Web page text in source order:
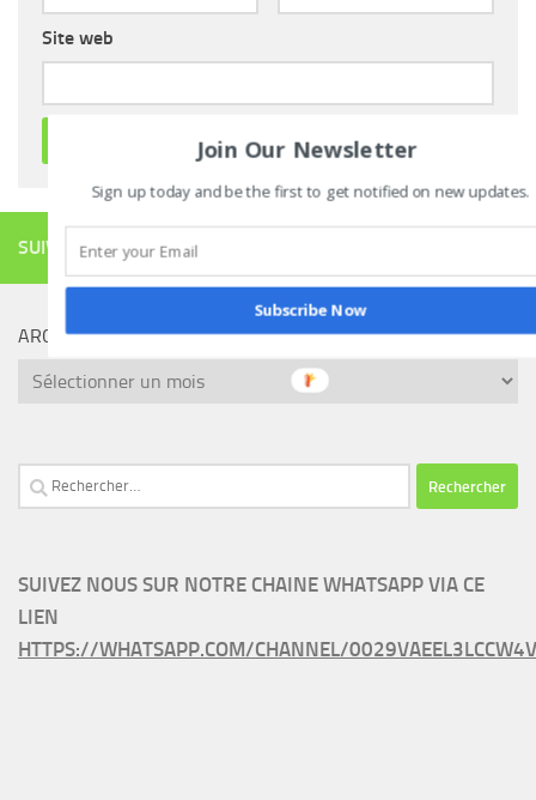
Site web
SUIVRE
ARCHIVES
Archives
Rechercher :
SUIVEZ NOUS SUR NOTRE CHAINE WHATSAPP VIA CE
LIEN
HTTPS://WHATSAPP.COM/CHANNEL/
Join Our Newsletter
Sign up today and be the first to get notified on new updates.
Subscribe Now